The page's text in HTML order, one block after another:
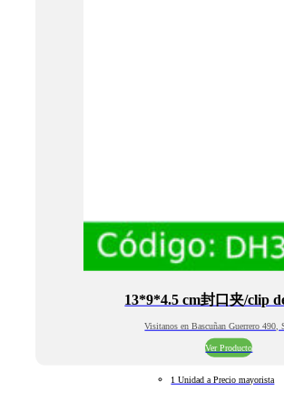
13*9*4.5 cm封口夹/clip
Visitanos en Bascuñan Guerrero 490,
Ver Producto
1 Unidad a Precio mayorista